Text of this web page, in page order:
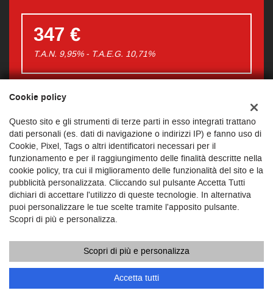
347 €
T.A.N. 9,95% - T.A.E.G. 10,71%
41.651
Spese di incasso rata: €0
Spese istruttoria: € 300
Spese assicurative: €
PROCEDI
Contattaci
Messaggio pubblicitario con finalità promozionale. I valori in
comprensiva di spese RID. Offerta valida per il mese in corso.
Salvo approvazione dell'istituto di credito erogante. Al fine di
gestire le tue spese in modo responsabile e di conoscere
Cookie policy
Questo sito e gli strumenti di terze parti in esso integrati trattano
dati personali (es. dati di navigazione o indirizzi IP) e fanno uso di
Cookie, Pixel, Tags o altri identificatori necessari per il
funzionamento e per il raggiungimento delle finalità descritte nella
cookie policy, tra cui il miglioramento delle funzionalità del sito e la
pubblicità personalizzata. Cliccando sul pulsante Accetta Tutti
dichiari di accettare l'utilizzo di queste tecnologie. In alternativa
puoi personalizzare le tue scelte tramite l'apposito pulsante.
Scopri di più e personalizza.
Scopri di più e personalizza
Accetta tutti